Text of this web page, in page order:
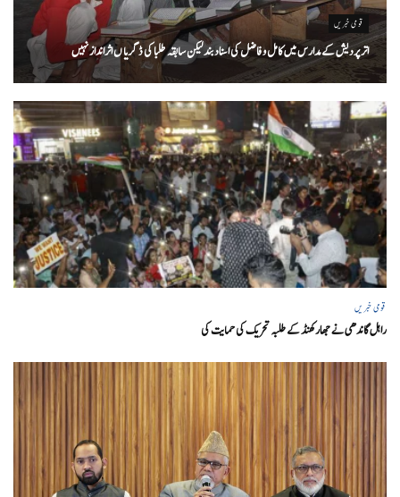
قومی خبریں
اتر پردیش کےمدارس میں کامل و فاضل کی اسناد بند لیکن سابقہ طلبا کی ڈگریا ں اثرانداز نہیں
قومی خبریں
راہل گاندھی نے جھارکھنڈ کے طلبہ تحریک کی حمایت کی